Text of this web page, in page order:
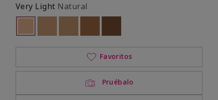
Very Light Natural
seleccionado
Out of stock
Pruébalo
Favoritos